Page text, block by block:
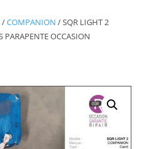
/COMPANION / SQR LIGHT 2
OCCASION